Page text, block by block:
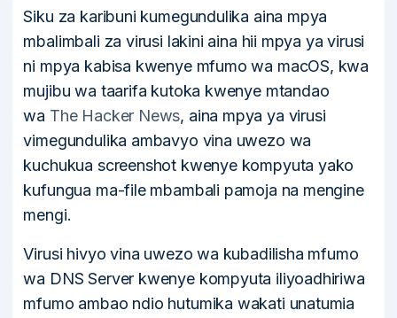
Siku za karibuni kumegundulika aina mpya
mbalimbali za virusi lakini aina hii mpya ya virusi
ni mpya kabisa kwenye mfumo wa macOS, kwa
mujibu wa taarifa kutoka kwenye mtandao
wa The Hacker News, aina mpya ya virusi
vimegundulika ambavyo vina uwezo wa
kuchukua screenshot kwenye kompyuta yako
kufungua ma-file mbambali pamoja na mengine
mengi.
Virusi hivyo vina uwezo wa kubadilisha mfumo
wa DNS Server kwenye kompyuta iliyoadhiriwa
mfumo ambao ndio hutumika wakati unatumia